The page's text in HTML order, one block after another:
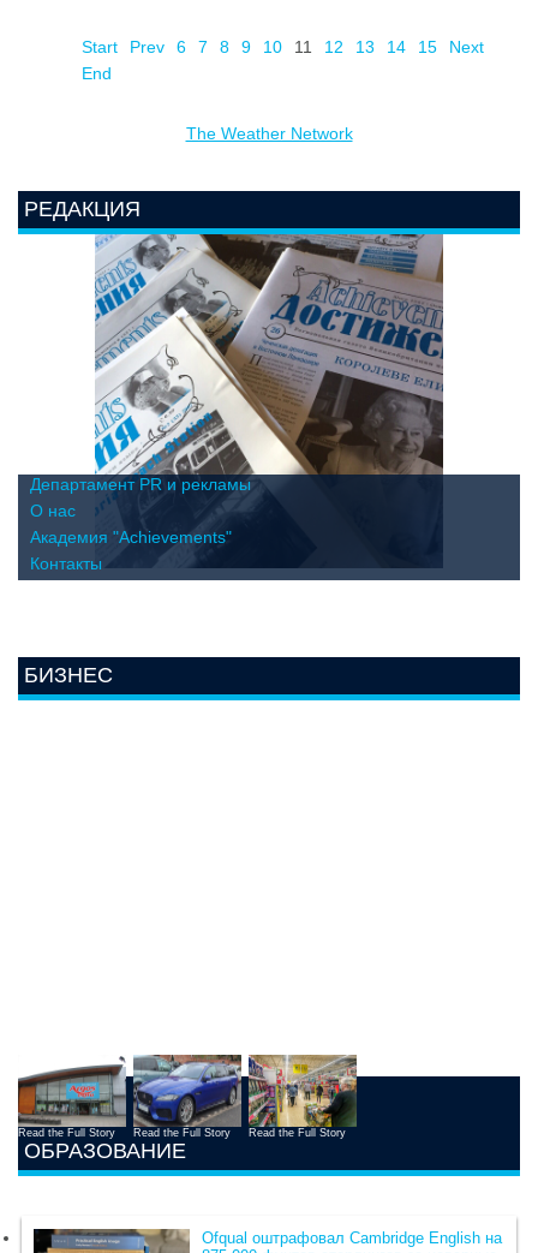
Start Prev 6 7 8 9 10 11 12 13 14 15
Next
End
The Weather Network
РЕДАКЦИЯ
Департамент PR и рекламы
О нас
Академия "Achievements"
Контакты
БИЗНЕС
Read the Full Story Read the Full Story Read the Full Story
ОБРАЗОВАНИЕ
Ofqual оштрафовал Cambridge English на